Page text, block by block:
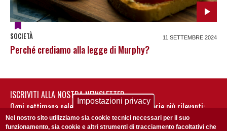
SOCIETÀ 11 SETTEMBRE 2024
Perché crediamo alla legge di Murphy?
ISCRIVITI ALLA NOSTRA NEWSLETTER
Ogni settimana selezioniamo per te nostre storie più rilevanti:
non perderti gli aggiornamenti della nostra newsletter
Impostazioni privacy
Nel nostro sito utilizziamo sia cookie tecnici necessari per il suo
funzionamento, sia cookie e altri strumenti di tracciamento facoltativi che